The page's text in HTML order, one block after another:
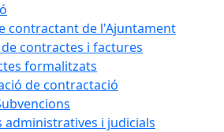
contractant de l'Ajuntament
de contractes i factures
formalitzats
de contractació
administratives i judicials